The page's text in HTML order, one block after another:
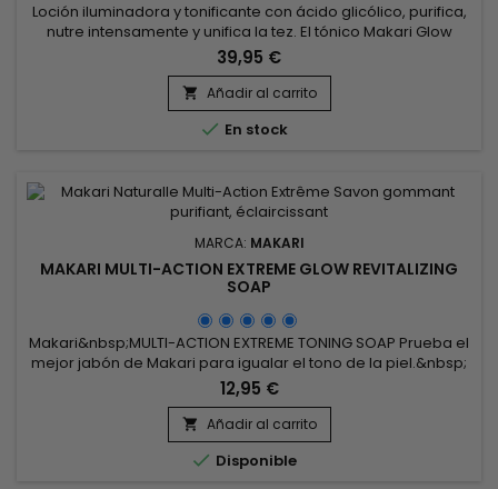
Loción iluminadora y tonificante con ácido glicólico, purifica,
nutre intensamente y unifica la tez. El tónico Makari Glow
Glycolic and Rice Water estimula la producción de colágeno,
mejora la elasticidad de la piel, afina el tamaño de los poros
y actúa sobre las irregularidades pigmentarias para
proporcionar una tez más luminosa y uniforme. Formulado...
39,95 €
 Añadir al carrito
 En stock
MARCA: MAKARI
MAKARI MULTI-ACTION EXTREME GLOW REVITALIZING
SOAP
Makari&nbsp;MULTI-ACTION EXTREME TONING SOAP Prueba el
mejor jabón de Makari para igualar el tono de la piel.&nbsp;
Esta barra humectante de triple acción con infusión de
aceite tonifica y nutre la piel mientras elimina impurezas y
residuos. Limpia y desintoxica la piel. Suaviza y suaviza la piel
áspera y seca. Normaliza los niveles de grasa en la...
12,95 €
 Añadir al carrito
 Disponible